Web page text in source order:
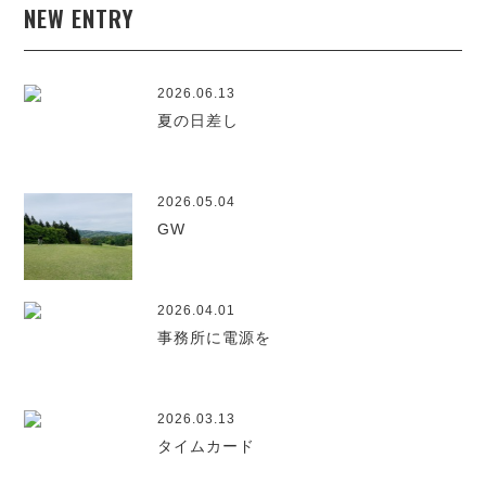
NEW ENTRY
2026.06.13
夏の日差し
2026.05.04
GW
2026.04.01
事務所に電源を
2026.03.13
タイムカード